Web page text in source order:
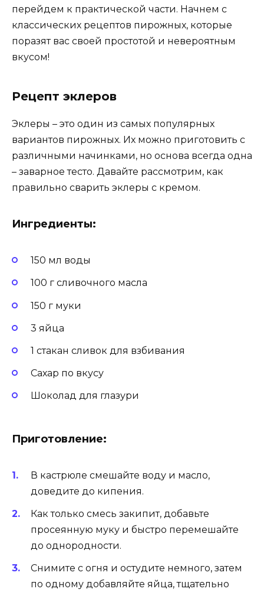
перейдем к практической части. Начнем с
классических рецептов пирожных, которые
поразят вас своей простотой и невероятным
вкусом!
Рецепт эклеров
Эклеры – это один из самых популярных
вариантов пирожных. Их можно приготовить с
различными начинками, но основа всегда одна
– заварное тесто. Давайте рассмотрим, как
правильно сварить эклеры с кремом.
Ингредиенты:
150 мл воды
100 г сливочного масла
150 г муки
3 яйца
1 стакан сливок для взбивания
Сахар по вкусу
Шоколад для глазури
Приготовление:
В кастрюле смешайте воду и масло,
доведите до кипения.
Как только смесь закипит, добавьте
просеянную муку и быстро перемешайте
до однородности.
Снимите с огня и остудите немного, затем
по одному добавляйте яйца, тщательно